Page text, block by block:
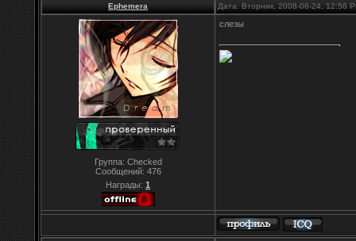
Ephemera Дата: Вторник, 2008-06-24, 12:56
Группа: Checked
Сообщений: 476
Награды: 1
слезы